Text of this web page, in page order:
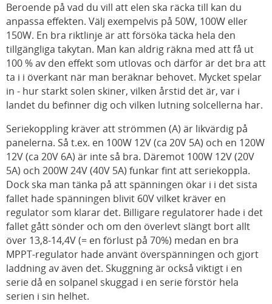
Beroende på vad du vill att elen ska räcka till kan du
anpassa effekten. Välj exempelvis på 50W, 100W eller
150W. En bra riktlinje är att försöka täcka hela den
tillgängliga takytan. Man kan aldrig räkna med att få ut
100 % av den effekt som utlovas och därför är det bra att
ta i i överkant när man beräknar behovet. Mycket spelar
in - hur starkt solen skiner, vilken årstid det är, var i
landet du befinner dig och vilken lutning solcellerna har.
Seriekoppling kräver att strömmen (A) är likvärdig på
panelerna. Så t.ex. en 100W 12V (ca 20V 5A) och en 120W
12V (ca 20V 6A) är inte så bra. Däremot 100W 12V (20V
5A) och 200W 24V (40V 5A) funkar fint att seriekoppla.
Dock ska man tänka på att spänningen ökar i i det sista
fallet hade spänningen blivit 60V vilket kräver en
regulator som klarar det. Billigare regulatorer hade i det
fallet gått sönder och om den överlevt slängt bort allt
över 13,8-14,4V (= en förlust på 70%) medan en bra
MPPT-regulator hade använt överspänningen och gjort
laddning av även det. Skuggning är också viktigt i en
serie då en solpanel skuggad i en serie förstör hela
serien i sin helhet.